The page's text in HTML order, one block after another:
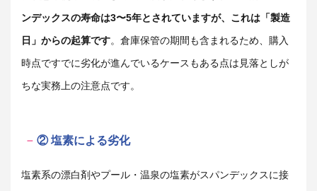
ンデックスの寿命は3〜5年とされていますが、これは「製造
日」からの起算です。倉庫保管の期間も含まれるため、購入
時点ですでに劣化が進んでいるケースもある点は見落としが
ちな実務上の注意点です。
② 塩素による劣化
塩素系の漂白剤やプール・温泉の塩素がスパンデックスに接